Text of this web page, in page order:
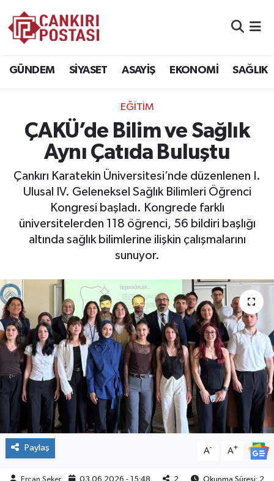
GÜNDEM SİYASET ASAYİŞ EKONOMİ SAĞLIK
EĞİTİM
ÇAKÜ’de Bilim ve Sağlık
Aynı Çatıda Buluştu
Çankırı Karatekin Üniversitesi’nde düzenlenen I.
Ulusal IV. Geleneksel Sağlık Bilimleri Öğrenci
Kongresi başladı. Kongrede farklı
üniversitelerden 118 öğrenci, 56 bildiri başlığı
altında sağlık bilimlerine ilişkin çalışmalarını
sunuyor.
Paylaş A- A+
EKONOMİ
SAĞLIK
SPOR
EĞİTİM
İLÇELER
RESMİ İLANLAR
KÜLTÜR
TURİZM
MAGAZİN
Trafik Durumu
Süper Lig Puan Durumu ve Fikstür
Tüm Manşetler
Son Dakika Haberleri